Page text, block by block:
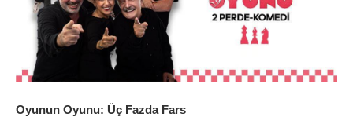
Oyunun Oyunu: Üç Fazda Fars